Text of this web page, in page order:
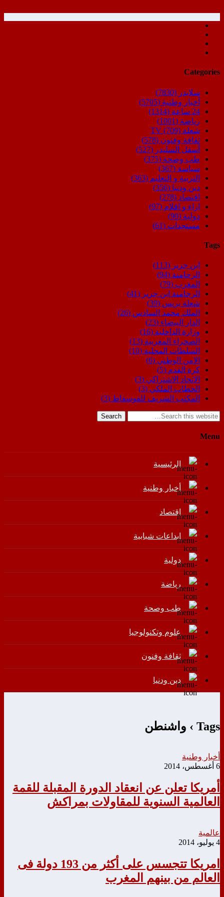
Categories
سلايدر (7830)
أخبار وطنية (5705)
24 ساعة
(1314)
رياضة (1001)
شعلة TV (709)
ثقافة وفنون (578)
أسفل السليدر (527)
طب وصحة (375)
سياسة (367)
التربية و التعليم (363)
دين ودنيا (356)
اقتصاد (278)
اراء و اقلام (97)
دولية (90)
مستجدات (61)
Tags
ابن جرير (113)
الرحامنة (94)
المغرب (79)
الرحامنة ابن جرير (41)
شعلة بريس (39)
الملك محمد السادس (26)
الدار البيضاء (23)
وزارة الداخلية (16)
الصحراء المغربية (13)
السلطات المحلية (10)
الامن الوطني (6)
كرة القدم (5)
الاتحاد الاشتراكي (3)
الخطاب الملكي (3)
المكتب الشريف للفوسفاط (3)
Search
Menu
الرئيسية
أخبار وطنية
اقتصاد
إبداعات شبابية
دولية
رياضة
طب وصحة
علوم وتكنولوجيا
ثقافة وفنون
دين ودنيا
Tags › واشنطن
أخبار وطنية
6 أغسطس، 2014
أمريكا تعلن عن انعقاد الدورة المقبلة للقمة
العالمية السنوية للمقاولات بمراكش
عالمية
4 يوليو، 2014
امريكا تتجسس على أكثر من 193 دولة فى
العالم من بينهم المغرب